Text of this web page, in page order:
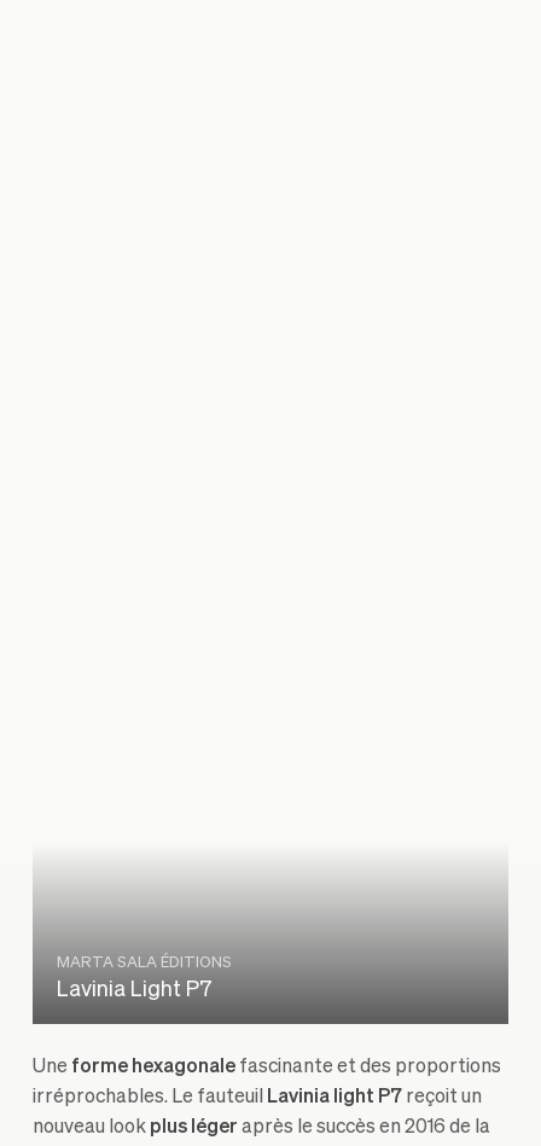
MARTA SALA ÉDITIONS
Lavinia Light P7
Une forme hexagonalefascinante et des proportions
irréprochables. Le fauteuil
Lavinia light P7 reçoit un
nouveau look plus léger après le succès en 2016 de la